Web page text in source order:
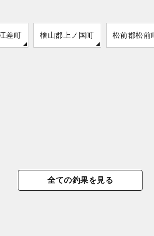
差町 檜山郡上ノ国町 松前郡松前
全ての釣果を見る